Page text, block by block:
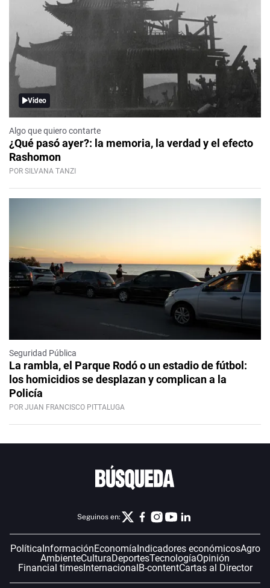
Video
Algo que quiero contarte
¿Qué pasó ayer?: la memoria, la verdad y el efecto
Rashomon
POR SILVANA TANZI
Seguridad Pública
La rambla, el Parque Rodó o un estadio de fútbol:
los homicidios se desplazan y complican a la
Policía
POR JUAN FRANCISCO PITTALUGA
Seguinos en:
PolíticaInformaciónEconomíaIndicadores económicosAgro
AmbienteCulturaDeportesTecnologíaOpinión
Financial timesInternacionalB-contentCartas al Director